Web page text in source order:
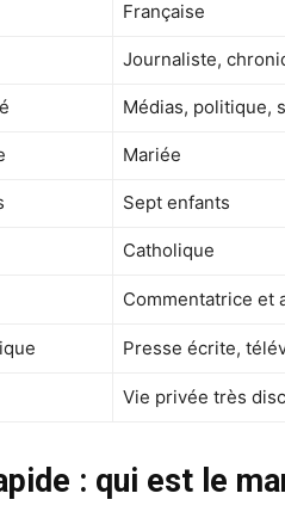
Française
Journaliste,
Médias, politique,
Mariée
Sept enfants
Catholique
Commentatrice et
Presse écrite,
Vie privée très
: qui est le